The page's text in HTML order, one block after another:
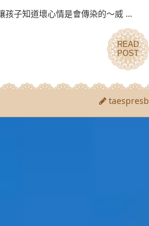
孩子知道壞心情是會傳染的～威 …
READ
POST
READ
POST
taespresb